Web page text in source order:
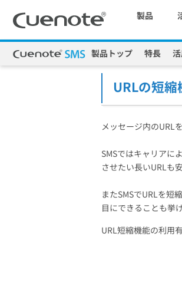
製品
メール配
SMS配信
アンケートシス
会員獲得／ニーズ
マーケティングブログ
製品トップ
特長
Cuenote SMSの送信・配
URLの短縮
メッセージ内のURL
SMSではキャリアに
させたい長いURLも
またSMSでURLを短
目にできることも挙
URL短縮機能の利用